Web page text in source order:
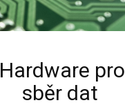
Hardware pro
sběr dat